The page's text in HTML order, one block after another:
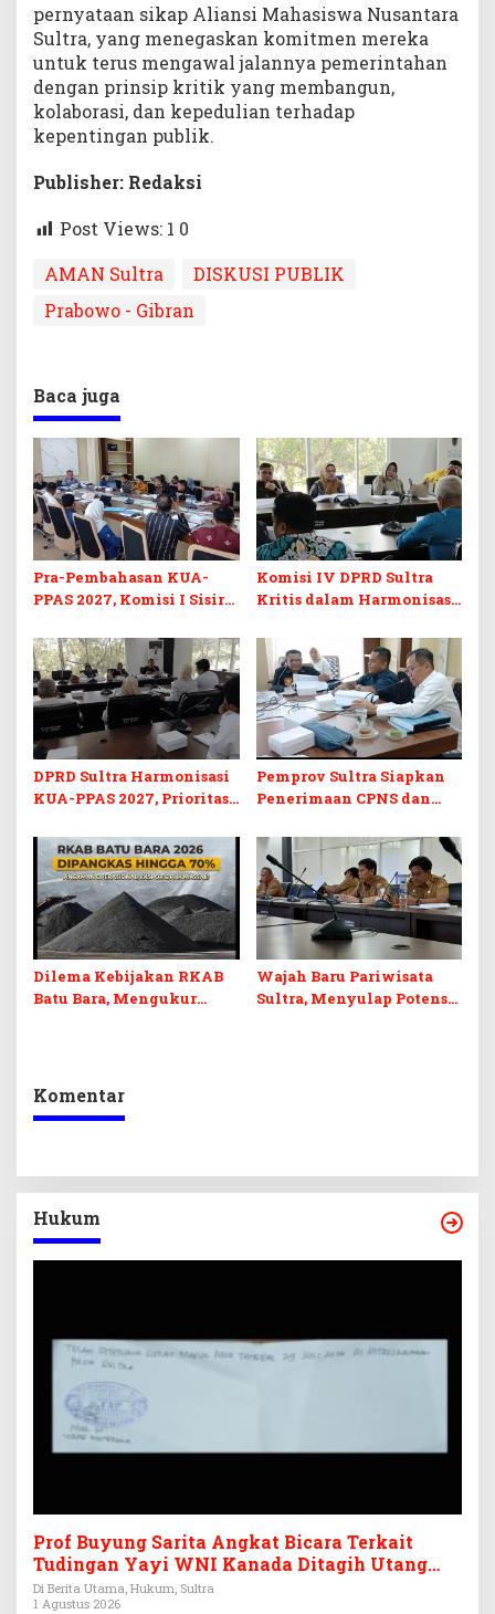
pernyataan sikap Aliansi Mahasiswa Nusantara
Sultra, yang menegaskan komitmen mereka
untuk terus mengawal jalannya pemerintahan
dengan prinsip kritik yang membangun,
kolaborasi, dan kepedulian terhadap
kepentingan publik.
Publisher: Redaksi
Post Views: 1 0
AMAN Sultra
DISKUSI PUBLIK
Prabowo - Gibran
Baca juga
Pra-Pembahasan KUA-
PPAS 2027, Komisi I Sisir
Berkelanjutan
Komisi IV DPRD Sultra
Kritis dalam Harmonisasi
Perubahan APBD 2026
DPRD Sultra Harmonisasi
KUA-PPAS 2027, Prioritas
dan Pelunasan Utang
Infrastruktur
Pemprov Sultra Siapkan
Penerimaan CPNS dan
Desak Formasi Disabilitas
Dilema Kebijakan RKAB
Batu Bara, Mengukur
Wajah Baru Pariwisata
Sultra, Menyulap Potensi
Komentar
Hukum
Prof Buyung Sarita Angkat Bicara Terkait
Tudingan Yayi WNI Kanada Ditagih Utang
Rp3,6 Miliar
Di Berita Utama, Hukum, Sultra
1 Agustus 2026